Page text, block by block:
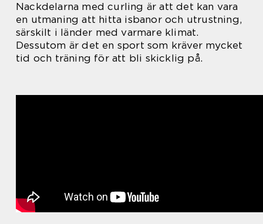
Nackdelarna med curling är att det kan vara
en utmaning att hitta isbanor och utrustning,
särskilt i länder med varmare klimat.
Dessutom är det en sport som kräver mycket
tid och träning för att bli skicklig på.